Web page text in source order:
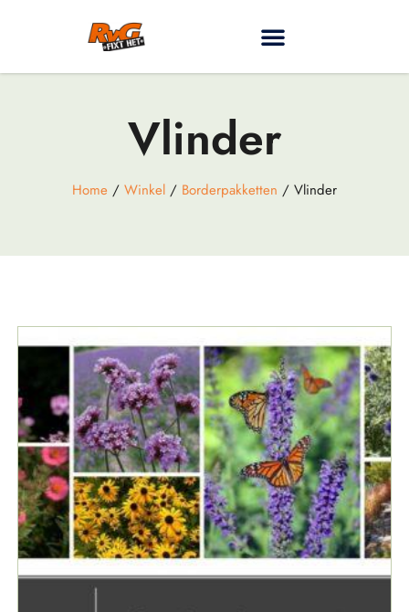
Vlinder
Home / Winkel / Borderpakketten / Vlinder